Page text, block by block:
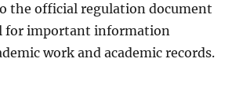
the official regulation document
for important information
work and academic records.